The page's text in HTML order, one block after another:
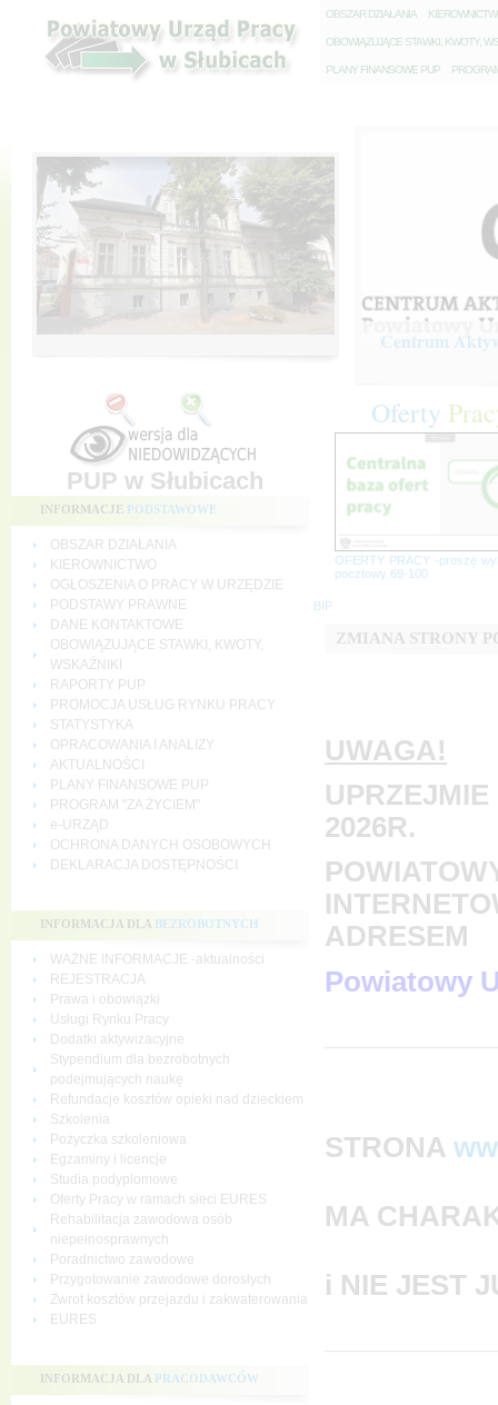
OBSZAR DZIAŁANIA K
OBOWIĄZUJĄCE STAWKI, KWOTY,
PLANY FINANSOWE PUP P
Centrum
PUP w Słubicach
INFORMACJE PODSTAWOWE
OBSZAR DZIAŁANIA
KIEROWNICTWO
OGŁOSZENIA O PRACY W URZĘDZIE
PODSTAWY PRAWNE
DANE KONTAKTOWE
OBOWIĄZUJĄCE STAWKI, KWOTY,
WSKAŹNIKI
RAPORTY PUP
PROMOCJA USŁUG RYNKU PRACY
STATYSTYKA
OPRACOWANIA I ANALIZY
AKTUALNOŚCI
PLANY FINANSOWE PUP
PROGRAM "ZA ŻYCIEM"
e-URZĄD
OCHRONA DANYCH OSOBOWYCH
DEKLARACJA DOSTĘPNOŚCI
INFORMACJA DLA BEZROBOTNYCH
WAŻNE INFORMACJE -aktualności
REJESTRACJA
Prawa i obowiązki
Usługi Rynku Pracy
Dodatki aktywizacyjne
Stypendium dla bezrobotnych
podejmujących naukę
Refundacje kosztów opieki nad dzieckiem
Szkolenia
Pożyczka szkoleniowa
Egzaminy i licencje
Studia podyplomowe
Oferty Pracy w ramach sieci EURES
Rehabilitacja zawodowa osób
niepełnosprawnych
Poradnictwo zawodowe
Przygotowanie zawodowe dorosłych
Zwrot kosztów przejazdu i zakwaterowania
EURES
INFORMACJA DLA PRACODAWCÓW
Oferty
OFERTY PRACY -proszę
pocztowy 69-100
BIP
ZMIANA STRONY
UWAGA!
2026R.
ADRESEM
Powiatowy
STRONA
MA
i NIE JEST